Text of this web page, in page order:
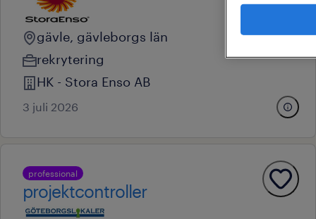
gävle, gävleborgs län
rekrytering
HK - Stora Enso AB
3 juli 2026
professional
projektcontroller